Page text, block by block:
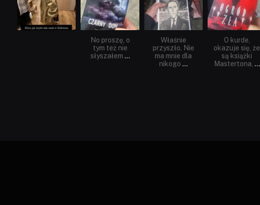
No proszę, o
tym też nie
słyszałem ...
Właśnie
przyszło. Nie
ma mnie dla
nikogo ...
O kurde,
okazuje się, że
są książki
Mastertona, ...